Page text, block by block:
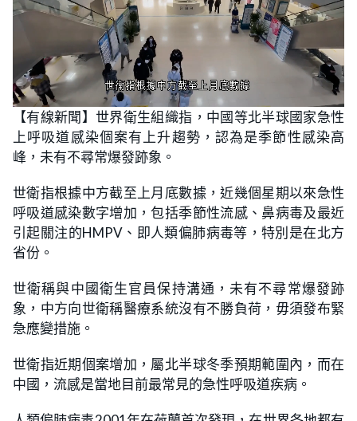
n
m
t
e
L
o
a
e
d
:
3
5
3
%
【有線新聞】世界衛生組織指，中國等北半球國家急性
上呼吸道感染個案有上升趨勢，認為是季節性感染高
峰，未有不尋常爆發跡象。
世衛指根據中方截至上月底數據，近幾個星期以來急性
呼吸道感染數字增加，包括季節性流感、鼻病毒及最近
引起關注的HMPV、即人類偏肺病毒等，特別是在北方
省份。
世衛稱與中國衛生官員保持溝通，未有不尋常爆發跡
象，中方向世衛稱醫療系統沒有不勝負荷，毋須發布緊
急應變措施。
世衛指近期個案增加，屬北半球冬季預期範圍內，而在
中國，流感是當地目前最常見的急性呼吸道疾病。